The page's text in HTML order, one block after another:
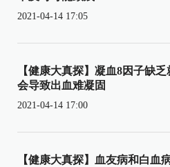
2021-04-14 17:05
【健康大真探】凝血8因子缺
会导致出血难凝固
2021-04-14 17:00
【健康大真探】血友病和白血